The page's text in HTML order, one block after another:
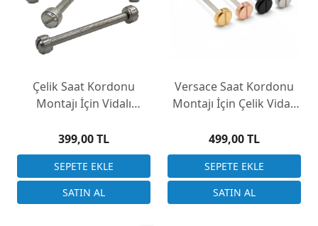
Çelik Saat Kordonu
Montajı İçin Vidalı
399,00 TL
Versace Saat Kordonu
Montajı İçin Çelik Vidalı
499,00 TL